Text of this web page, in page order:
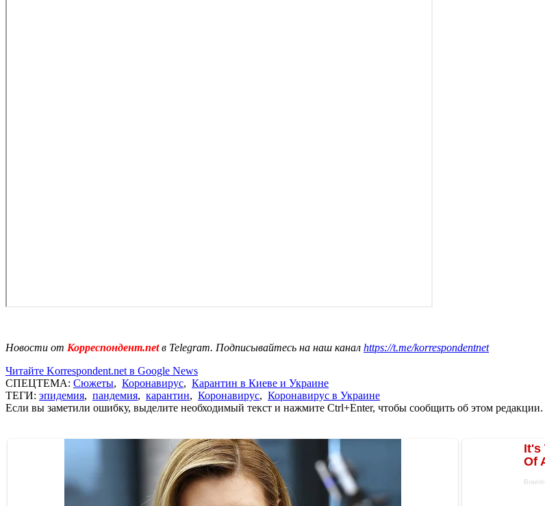
Новости от Корреспондент.netв Telegram. Подписывайтесь на наш канал https://t.me/korrespondentnet
Читайте Korrespondent.net в Google News
СПЕЦТЕМА: Сюжеты, Коронавирус, Карантин в Киеве и Украине
ТЕГИ: эпидемия, пандемия, карантин, Коронавирус, Коронавирус в Украине
Если вы заметили ошибку, выделите необходимый текст и нажмите Ctrl+Enter, чтобы сообщить об этом редакции.